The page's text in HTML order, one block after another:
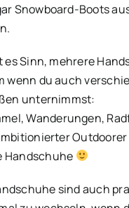
Snowboard-Boots
Sinn, mehrere
wenn du auch
unternimmst:
Wanderungen,
Handschuhe
sind auch